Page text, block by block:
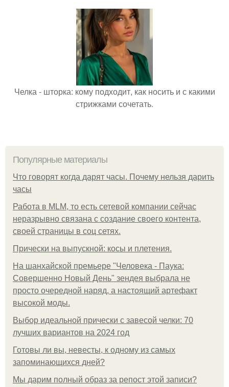
Челка - шторка: кому подходит, как носить и с какими
стрижками сочетать.
Популярные материалы
Что говорят когда дарят часы. Почему нельзя дарить
часы
Работа в MLM, то есть сетевой компании сейчас
неразрывно связана с создание своего контента,
своей страницы в соц сетях.
Прически на выпускной: косы и плетения.
На шанхайской премьере "Человека - Паука:
Совершенно Новый День" зендея выбрала не
просто очередной наряд, а настоящий артефакт
высокой моды.
Выбор идеальной прически с завесой челки: 70
лучших вариантов на 2024 год
Готовы ли вы, невесты, к одному из самых
запоминающихся дней?
Мы дарим полный образ за репост этой записи?